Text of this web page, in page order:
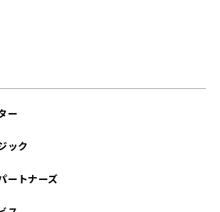
ー
ック
ートナーズ